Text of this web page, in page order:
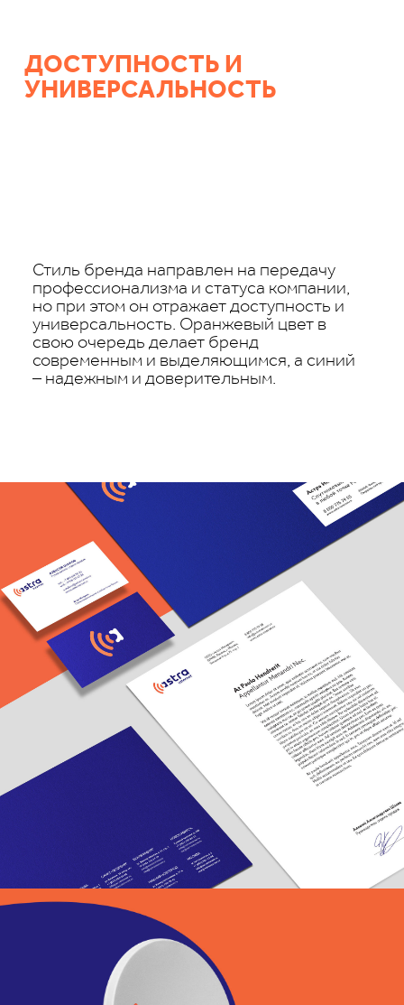
ДОСТУПНОСТЬ И
УНИВЕРСАЛЬНОСТЬ
Стиль бренда направлен на передачу
профессионализма и статуса компании,
но при этом он отражает доступность и
универсальность. Оранжевый цвет в
свою очередь делает бренд
современным и выделяющимся, а синий
– надежным и доверительным.